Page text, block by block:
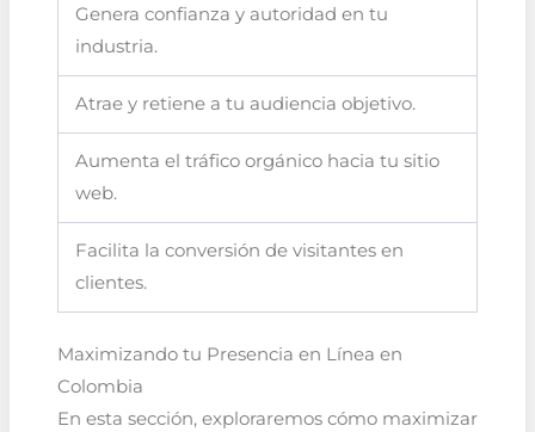
Genera confianza y autoridad en tu
industria.
Atrae y retiene a tu audiencia objetivo.
Aumenta el tráfico orgánico hacia tu sitio
web.
Facilita la conversión de visitantes en
clientes.
Maximizando tu Presencia en Línea en
Colombia
En esta sección, exploraremos cómo maximizar